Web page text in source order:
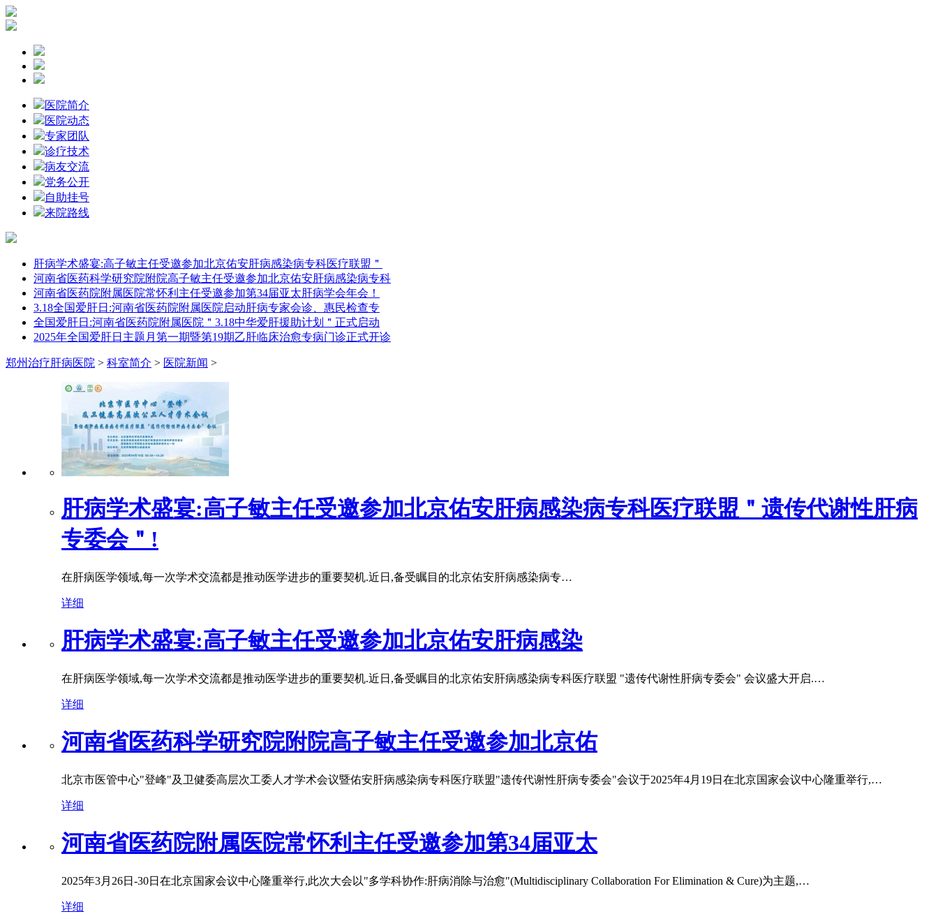
医院简介
医院动态
专家团队
诊疗技术
病友交流
党务公开
自助挂号
来院路线
肝病学术盛宴:高子敏主任受邀参加北京佑安肝病感染病专科医疗联盟＂
河南省医药科学研究院附院高子敏主任受邀参加北京佑安肝病感染病专科
河南省医药院附属医院常怀利主任受邀参加第34届亚太肝病学会年会！
3.18全国爱肝日:河南省医药院附属医院启动肝病专家会诊、惠民检查专
全国爱肝日:河南省医药院附属医院＂3.18中华爱肝援助计划＂正式启动
2025年全国爱肝日主题月第一期暨第19期乙肝临床治愈专病门诊正式开诊
郑州治疗肝病医院 > 科室简介 > 医院新闻 >
肝病学术盛宴:高子敏主任受邀参加北京佑安肝病感染病专科医疗联盟＂遗传代谢性肝病
专委会＂!
在肝病医学领域,每一次学术交流都是推动医学进步的重要契机.近日,备受瞩目的北京佑安肝病感染病专…
详细
肝病学术盛宴:高子敏主任受邀参加北京佑安肝病感染
在肝病医学领域,每一次学术交流都是推动医学进步的重要契机.近日,备受瞩目的北京佑安肝病感染病专科医疗联盟 "遗传代谢性肝病专委会" 会议盛大开启.…
详细
河南省医药科学研究院附院高子敏主任受邀参加北京佑
北京市医管中心"登峰"及卫健委高层次工委人才学术会议暨佑安肝病感染病专科医疗联盟"遗传代谢性肝病专委会"会议于2025年4月19日在北京国家会议中心隆重举行,…
详细
河南省医药院附属医院常怀利主任受邀参加第34届亚太
2025年3月26日-30日在北京国家会议中心隆重举行,此次大会以"多学科协作:肝病消除与治愈"(Multidisciplinary Collaboration For Elimination & Cure)为主题,…
详细